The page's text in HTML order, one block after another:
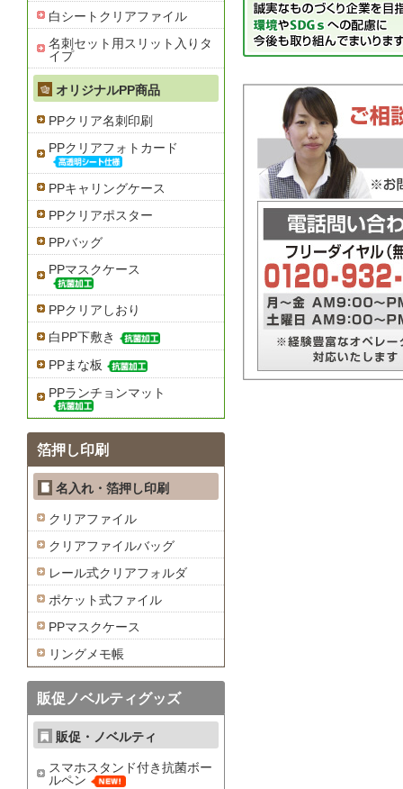
白シートクリアファイル
名刺セット用スリット入りタ
イプ
オリジナルPP商品
PPクリア名刺印刷
PPクリアフォトカード
PPキャリングケース
PPクリアポスター
PPバッグ
PPマスクケース
PPクリアしおり
白PP下敷き
PPまな板
PPランチョンマット
箔押し印刷
名入れ・箔押し印刷
クリアファイル
クリアファイルバッグ
レール式クリアフォルダ
ポケット式ファイル
PPマスクケース
リングメモ帳
販促ノベルティグッズ
販促・ノベルティ
スマホスタンド付き抗菌ボー
ルペン